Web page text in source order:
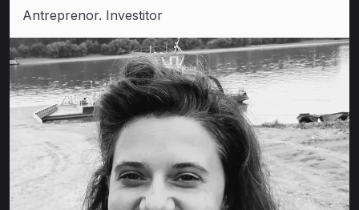
Antreprenor. Investitor